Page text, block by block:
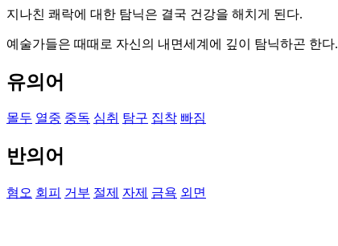
지나친 쾌락에 대한 탐닉은 결국 건강을 해치게 된다.
예술가들은 때때로 자신의 내면세계에 깊이 탐닉하곤 한다.
유의어
몰두 열중 중독 심취 탐구 집착 빠짐
반의어
혐오 회피 거부 절제 자제 금욕 외면